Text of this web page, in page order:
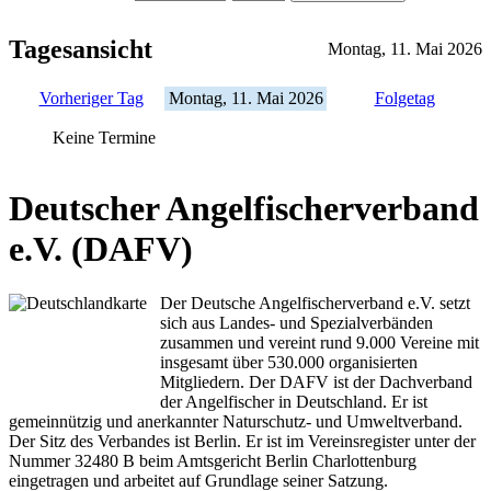
Tagesansicht Montag, 11. Mai 2026
Vorheriger Tag Montag, 11. Mai 2026 Folgetag
Keine Termine
Deutscher Angelfischerverband
e.V. (DAFV)
Der Deutsche Angelfischerverband e.V. setzt
sich aus Landes- und Spezialverbänden
zusammen und vereint rund 9.000 Vereine mit
insgesamt über 530.000 organisierten
Mitgliedern. Der DAFV ist der Dachverband
der Angelfischer in Deutschland. Er ist
gemeinnützig und anerkannter Naturschutz- und Umweltverband.
Der Sitz des Verbandes ist Berlin. Er ist im Vereinsregister unter der
Nummer 32480 B beim Amtsgericht Berlin Charlottenburg
eingetragen und arbeitet auf Grundlage seiner Satzung.